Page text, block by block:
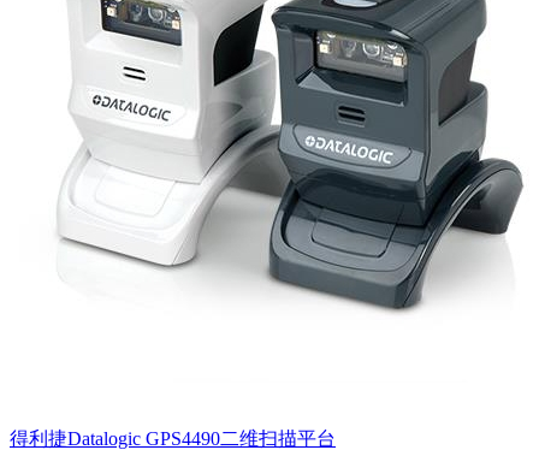
得利捷Datalogic GPS4490二维扫描平台